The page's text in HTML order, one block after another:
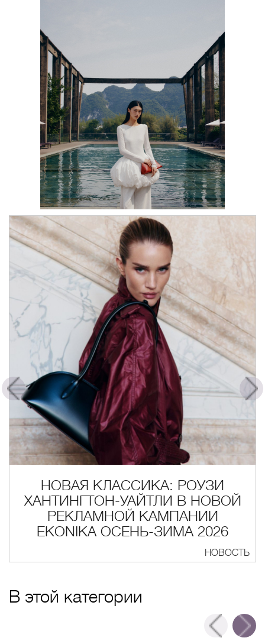
НОВАЯ КЛАССИКА: РОУЗИ
ХАНТИНГТОН-УАЙТЛИ В НОВОЙ
РЕКЛАМНОЙ КАМПАНИИ
EKONIKA ОСЕНЬ-ЗИМА 2026
НОВОСТЬ
В этой категории